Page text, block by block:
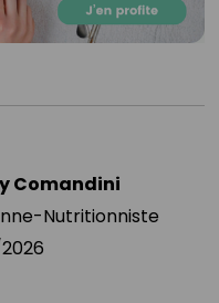
Comandini
Nutritionniste